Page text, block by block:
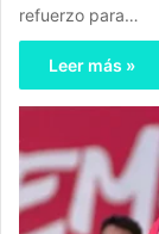
refuerzo para…
Leer más »